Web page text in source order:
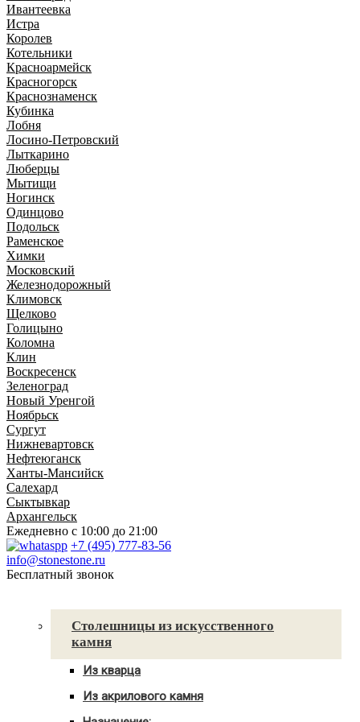
Ивантеевка
Истра
Королев
Котельники
Красноармейск
Красногорск
Краснознаменск
Кубинка
Лобня
Лосино-Петровский
Лыткарино
Люберцы
Мытищи
Ногинск
Одинцово
Подольск
Раменское
Химки
Московский
Железнодорожный
Климовск
Щелково
Голицыно
Коломна
Клин
Воскресенск
Зеленоград
Новый Уренгой
Ноябрьск
Сургут
Нижневартовск
Нефтеюганск
Ханты-Мансийск
Салехард
Сыктывкар
Архангельск
Ежедневно с 10:00 до 21:00
+7 (495) 777-83-56
info@stonestone.ru
Бесплатный звонок
Столешницы из искусственного
камня
Из кварца
Для ванны
С мойкой
Из акрилового камня